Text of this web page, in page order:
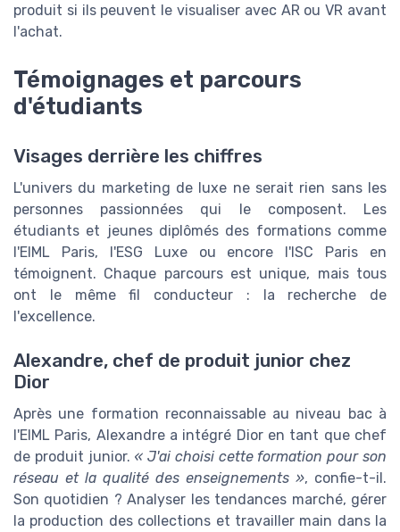
produit si ils peuvent le visualiser avec AR ou VR avant
l'achat.
Témoignages et parcours
d'étudiants
Visages derrière les chiffres
L'univers du marketing de luxe ne serait rien sans les
personnes passionnées qui le composent. Les
étudiants et jeunes diplômés des formations comme
l'EIML Paris, l'ESG Luxe ou encore l'ISC Paris en
témoignent. Chaque parcours est unique, mais tous
ont le même fil conducteur : la recherche de
l'excellence.
Alexandre, chef de produit junior chez
Dior
Après une formation reconnaissable au niveau bac à
l'EIML Paris, Alexandre a intégré Dior en tant que chef
de produit junior. « J'ai choisi cette formation pour son
réseau et la qualité des enseignements », confie-t-il.
Son quotidien ? Analyser les tendances marché, gérer
la production des collections et travailler main dans la